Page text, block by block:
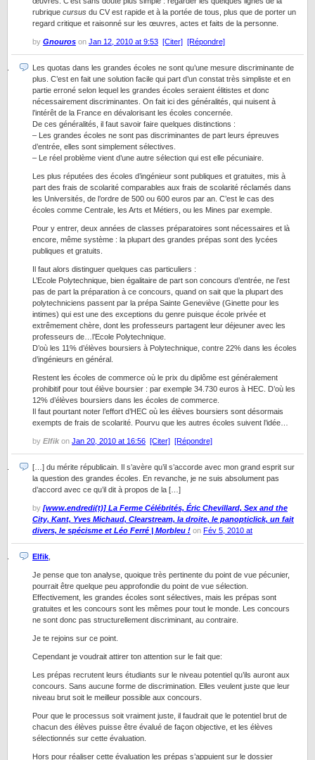
rubrique cursus du CV est rapide et à la portée de tous, plus que de porter un
regard critique et raisonné sur les œuvres, actes et faits de la personne.
by Gnouros on Jan 12, 2010 at 9:53 [Citer] [Répondre]
Les quotas dans les grandes écoles ne sont qu’une mesure discriminante de
plus. C’est en fait une solution facile qui part d’un constat très simpliste et en
partie erroné selon lequel les grandes écoles seraient élitistes et donc
nécessairement discriminantes. On fait ici des généralités, qui nuisent à
l’intérêt de la France en dévalorisant les écoles concernée.
De ces généralités, il faut savoir faire quelques distinctions :
– Les grandes écoles ne sont pas discriminantes de part leurs épreuves
d’entrée, elles sont simplement sélectives.
– Le réel problème vient d’une autre sélection qui est elle pécuniaire.
Les plus réputées des écoles d’ingénieur sont publiques et gratuites, mis à
part des frais de scolarité comparables aux frais de scolarité réclamés dans
les Universités, de l’ordre de 500 ou 600 euros par an. C’est le cas des
écoles comme Centrale, les Arts et Métiers, ou les Mines par exemple.
Pour y entrer, deux années de classes préparatoires sont nécessaires et là
encore, même système : la plupart des grandes prépas sont des lycées
publiques et gratuits.
Il faut alors distinguer quelques cas particuliers :
L’Ecole Polytechnique, bien égalitaire de part son concours d’entrée, ne l’est
pas de part la préparation à ce concours, quand on sait que la plupart des
polytechniciens passent par la prépa Sainte Geneviève (Ginette pour les
intimes) qui est une des exceptions du genre puisque école privée et
extrêmement chère, dont les professeurs partagent leur déjeuner avec les
professeurs de…l’Ecole Polytechnique.
D’où les 11% d’élèves boursiers à Polytechnique, contre 22% dans les écoles
d’ingénieurs en général.
Restent les écoles de commerce où le prix du diplôme est généralement
prohibitif pour tout élève boursier : par exemple 34.730 euros à HEC. D’où les
12% d’élèves boursiers dans les écoles de commerce.
Il faut pourtant noter l’effort d’HEC où les élèves boursiers sont désormais
exempts de frais de scolarité. Pourvu que les autres écoles suivent l’idée…
by Elfik on Jan 20, 2010 at 16:56 [Citer] [Répondre]
[…] du mérite républicain. Il s’avère qu’il s’accorde avec mon grand esprit sur
la question des grandes écoles. En revanche, je ne suis absolument pas
d’accord avec ce qu’il dit à propos de la […]
by [www.endredi(t)] La Ferme Célébrités, Éric Chevillard, Sex and the
City, Kant, Yves Michaud, Clearstream, la droite, le panopticlick, un fait
divers, le spécisme et Léo Ferré | Morbleu ! on Fév 5, 2010 at
Elfik
Je pense que ton analyse, quoique très pertinente du point de vue pécunier,
pourrait être quelque peu approfondie du point de vue sélection.
Effectivement, les grandes écoles sont sélectives, mais les prépas sont
gratuites et les concours sont les mêmes pour tout le monde. Les concours
ne sont donc pas structurellement discriminant, au contraire.
Je te rejoins sur ce point.
Cependant je voudrait attirer ton attention sur le fait que:
Les prépas recrutent leurs étudiants sur le niveau potentiel qu’ils auront aux
concours. Sans aucune forme de discrimination. Elles veulent juste que leur
niveau brut soit le meilleur possible aux concours.
Pour que le processus soit vraiment juste, il faudrait que le potentiel brut de
chacun des élèves puisse être évalué de façon objective, et les élèves
sélectionnés sur cette évaluation.
Hors pour réaliser cette évaluation les prépas s’appuient sur le dossier